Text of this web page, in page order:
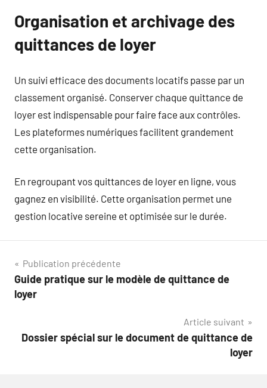
Organisation et archivage des
quittances de loyer
Un suivi efficace des documents locatifs passe par un
classement organisé. Conserver chaque quittance de
loyer est indispensable pour faire face aux contrôles.
Les plateformes numériques facilitent grandement
cette organisation.
En regroupant vos quittances de loyer en ligne, vous
gagnez en visibilité. Cette organisation permet une
gestion locative sereine et optimisée sur le durée.
Navigation
de
Publication précédente
Guide pratique sur le modèle de quittance de
loyer
Article suivant
Dossier spécial sur le document de quittance de
loyer